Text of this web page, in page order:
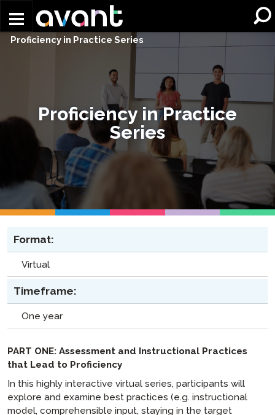
Proficiency in Practice Series
Proficiency in Practice
Series
Format:
Virtual
Timeframe:
One year
PART ONE: Assessment and Instructional Practices
that Lead to Proficiency
In this highly interactive virtual series, participants will
explore and examine best practices (e.g. instructional
model, comprehensible input, staying in the target